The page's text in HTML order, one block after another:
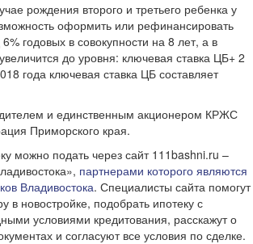
рождения второго и третьего ребенка у
оформить или рефинансировать
годовых в совокупности на 8 лет, а в
до уровня: ключевая ставка ЦБ+ 2
года ключевая ставка ЦБ составляет
и единственным акционером КРЖС
Приморского края.
можно подать через сайт 111bashni.ru –
партнерами которого являются
Владивостока. Специалисты сайта помогут
в новостройке, подобрать ипотеку с
условиями кредитования, расскажут о
и согласуют все условия по сделке.